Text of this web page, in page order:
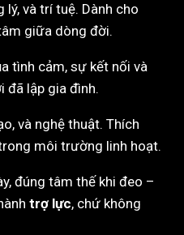
lý, và trí tuệ. Dành cho
giữa dòng đời.
tình cảm, sự kết nối và
đã lập gia đình.
và nghệ thuật. Thích
môi trường linh hoạt.
đúng tâm thế khi đeo –
trợ lực, chứ không